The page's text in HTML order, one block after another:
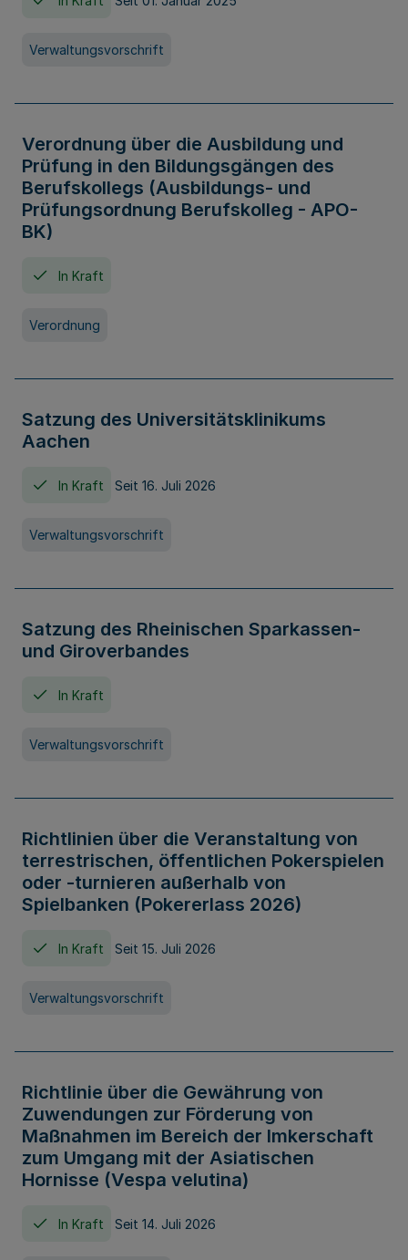
Verwaltungsvorschrift
Verordnung über die Ausbildung und
Prüfung in den Bildungsgängen des
Berufskollegs (Ausbildungs- und
Prüfungsordnung Berufskolleg - APO-
BK)
In Kraft
Verordnung
Satzung des Universitätsklinikums
Aachen
In Kraft Seit 16. Juli 2026
Verwaltungsvorschrift
Satzung des Rheinischen Sparkassen-
und Giroverbandes
In Kraft
Verwaltungsvorschrift
Richtlinien über die Veranstaltung von
terrestrischen, öffentlichen Pokerspielen
oder -turnieren außerhalb von
Spielbanken (Pokererlass 2026)
In Kraft Seit 15. Juli 2026
Verwaltungsvorschrift
Richtlinie über die Gewährung von
Zuwendungen zur Förderung von
Maßnahmen im Bereich der Imkerschaft
zum Umgang mit der Asiatischen
Hornisse (Vespa velutina)
In Kraft Seit 14. Juli 2026